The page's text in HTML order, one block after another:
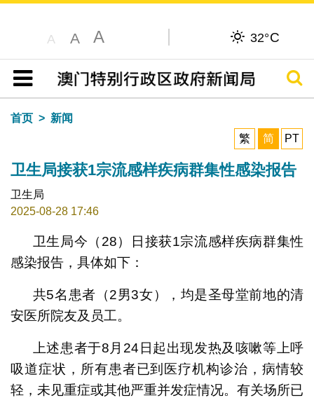
A A A 32°C
目录
搜寻
首页
新闻
繁
简 PT
卫生局接获1宗流感样疾病群集性感染报告
卫生局
2025-08-28 17:46
卫生局今（28）日接获1宗流感样疾病群集性
感染报告，具体如下：
共5名患者（2男3女），均是圣母堂前地的清
安医所院友及员工。
上述患者于8月24日起出现发热及咳嗽等上呼
吸道症状，所有患者已到医疗机构诊治，病情较
轻，未见重症或其他严重并发症情况。有关场所已